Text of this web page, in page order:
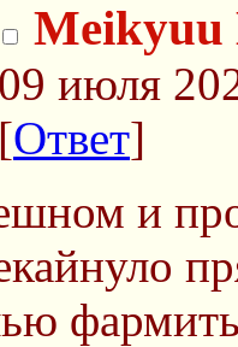
Meikyuu
09 июля
[Ответ]
и